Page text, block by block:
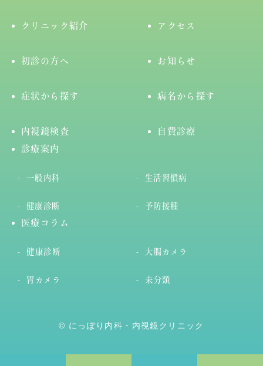
クリニック紹介 アクセス
初診の方へ お知らせ
症状から探す 病名から探す
内視鏡検査
自費診療
診療案内
一般内科 生活習慣病
健康診断 予防接種
医療コラム
健康診断 大腸カメラ
胃カメラ 未分類
© にっぽり内科・内視鏡クリニック